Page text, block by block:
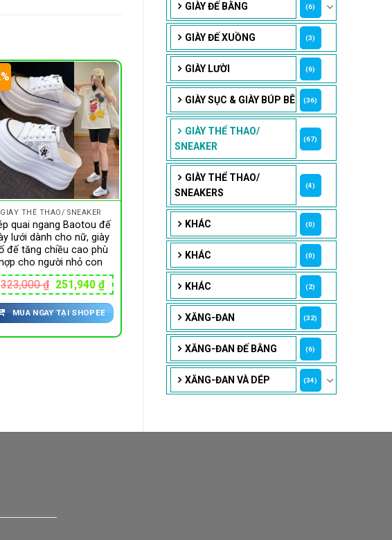
GIÀY ĐẾ BẰNG (6)
GIÀY ĐẾ XUỒNG (3)
GIÀY LƯỜI (6)
GIÀY SỤC & GIÀY BÚP BÊ (36)
GIÀY THỂ THAO/
SNEAKER
(67)
GIÀY THỂ THAO/
SNEAKERS
(4)
KHÁC (0)
KHÁC (0)
KHÁC (2)
XĂNG-ĐAN (32)
XĂNG-ĐAN ĐẾ BẰNG (6)
XĂNG-ĐAN VÀ DÉP (34)
GIÀY THỂ THAO/ SNEAKER
quai ngang Baotou đế
lưới dành cho nữ, giày
đế tăng chiều cao phù
hợp cho người nhỏ con
323,000₫ Giá
gốc
là:
323,000 ₫.
251,940 ₫Giá
hiện
tại
là:
251,940 ₫.
MUA NGAY TẠI SHOPEE